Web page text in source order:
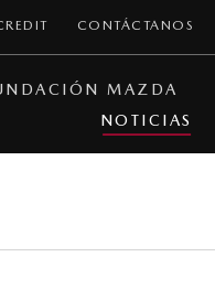
CONTÁCTANOS
MAZDA
NOTICIAS